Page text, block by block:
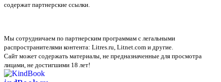
содержат партнерские ссылки.
Мы сотрудничаем по партнерским программам с легальными
распространителями контента: Litres.ru, Litnet.com и другие.
Сайт может содержать материалы, не предназначенные для просмотра
лицами, не достигшими 18 лет!